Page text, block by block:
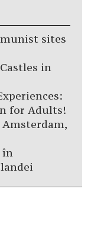
sites
in
for Adults!
în